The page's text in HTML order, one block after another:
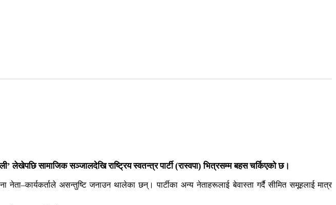
लेखेपछि सामाजिक सञ्जालदेखि राष्ट्रिय स्वतन्त्र पार्टी (रास्वपा) भित्रसम्म बहस चर्किएको छ।
असन्तुष्टि जनाउन थालेका छन्। पार्टीका अन्य नेताहरूलाई बेवास्ता गर्दै सीमित समूहलाई मात्र